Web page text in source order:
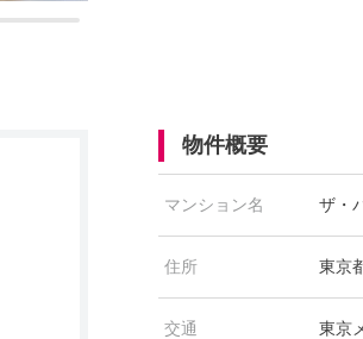
物件概要
マンション名 ザ・
住所 東京
交通
東京